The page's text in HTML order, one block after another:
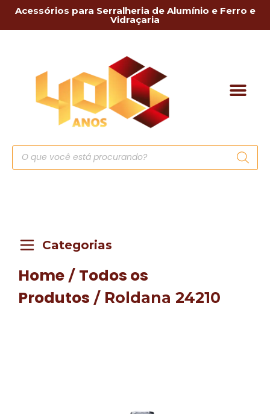
Acessórios para Serralheria de Alumínio e Ferro e
Vidraçaria
Categorias
Home / Todos os
Produtos / Roldana 24210